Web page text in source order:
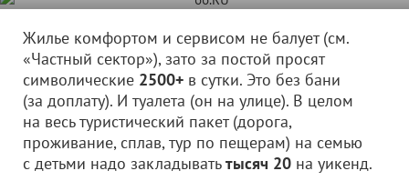
Жилье комфортом и сервисом не балует (см.
«Частный сектор»), зато за постой просят
символические 2500+ в сутки. Это без бани
(за доплату). И туалета (он на улице). В целом
на весь туристический пакет (дорога,
проживание, сплав, тур по пещерам) на семью
с детьми надо закладыватьтысяч 20 на уикенд.